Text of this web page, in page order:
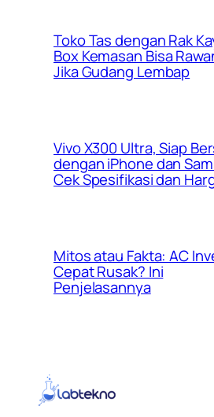
Toko Tas dengan Rak
Box Kemasan Bisa
Jika Gudang Lembap
Vivo X300 Ultra, Siap
dengan iPhone dan
Cek Spesifikasi dan
Mitos atau Fakta: AC
Cepat Rusak? Ini
Penjelasannya